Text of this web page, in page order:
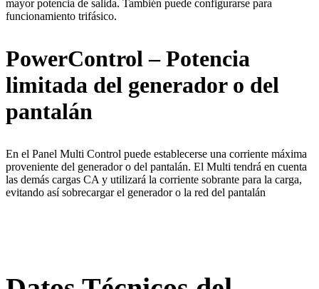
mayor potencia de salida. También puede configurarse para
funcionamiento trifásico.
PowerControl – Potencia
limitada del generador o del
pantalán
En el Panel Multi Control puede establecerse una corriente máxima
proveniente del generador o del pantalán. El Multi tendrá en cuenta
las demás cargas CA y utilizará la corriente sobrante para la carga,
evitando así sobrecargar el generador o la red del pantalán